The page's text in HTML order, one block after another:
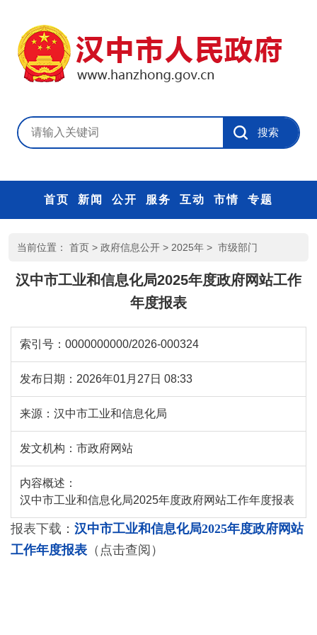
首页 新闻 公开 服务 互动 市情 专题
当前位置： 首页 > 政府信息公开 > 2025年 > 市级部门
汉中市工业和信息化局2025年度政府网站工作
年度报表
索引号： 0000000000/2026-000324
发布日期： 2026年01月27日 08:33
来源： 汉中市工业和信息化局
发文机构： 市政府网站
内容概述：
汉中市工业和信息化局2025年度政府网站工作年度报表
报表下载： 汉中市工业和信息化局2025年度政府网站
工作年度报表 （点击查阅）